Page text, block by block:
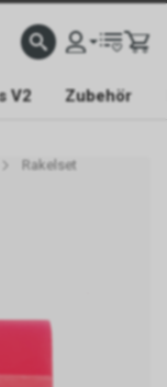
GRATIS VERSAND AB
V2 Zubehör
Rakelset